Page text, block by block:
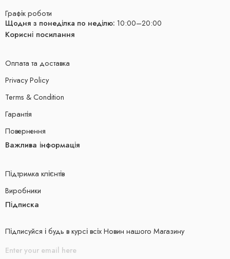
Графік роботи
Щодня з понеділка по неділю: 10:00–20:00
Корисні посилання
Оплата та доставка
Privacy Policy
Terms & Condition
Гарантія
Повернення
Важлива інформація
Підтримка клієнтів
Виробники
Підписка
Підписуйся і будь в курсі всіх Новин нашого Магазину